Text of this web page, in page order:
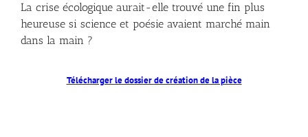
La crise écologique aurait-elle trouvé une fin plus
heureuse si science et poésie avaient marché main
dans la main ?
Télécharger le dossier de création de la pièce